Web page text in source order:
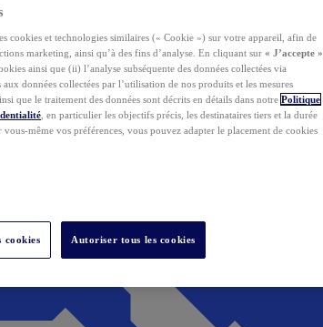
cookies et technologies similaires (« Cookie ») sur votre appareil, afin de
marketing, ainsi qu’à des fins d’analyse. En cliquant sur « J’accepte »
ainsi que (ii) l’analyse subséquente des données collectées via
données collectées par l’utilisation de nos produits et les mesures
que le traitement des données sont décrits en détails dans notre Politique
, en particulier les objectifs précis, les destinataires tiers et la durée
même vos préférences, vous pouvez adapter le placement de cookies
cookies Autoriser tous les cookies